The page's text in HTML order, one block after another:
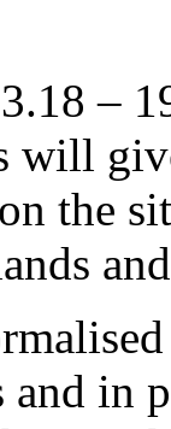
–
will
the
and in